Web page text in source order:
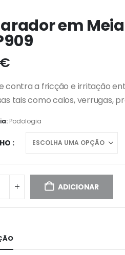
em
€
contra a fricção e irritação
tais como calos, verrugas,
Podologia
ADICIONAR